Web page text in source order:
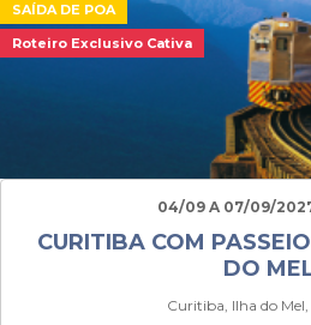
SAÍDA DE POA
Roteiro Exclusivo Cativa
04/09 A 07/09/
CURITIBA COM
DO
Curitiba, Ilha do